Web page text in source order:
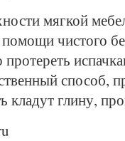
мягкой
чистого
способ,
кладут глину,